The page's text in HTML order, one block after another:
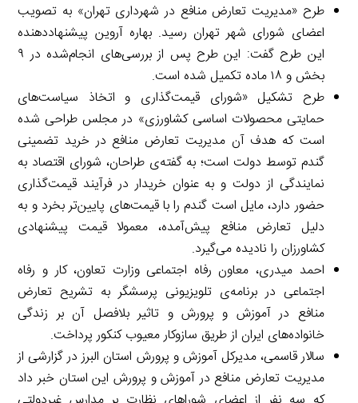
طرح «مدیریت تعارض منافع در شهرداری تهران» به تصویب
اعضای شورای شهر تهران رسید. بهاره آروین پیشنهاددهنده
این طرح گفت: این طرح پس از بررسی‌های انجام‌شده در ۹
بخش و ۱۸ ماده تکمیل شده است.
طرح تشکیل «شورای قیمت‌گذاری و اتخاذ سیاست‌های
حمایتی محصولات اساسی کشاورزی» در مجلس طراحی شده
است که هدف آن مدیریت تعارض منافع در خرید تضمینی
گندم توسط دولت است؛ به گفته‌ی طراحان، شورای اقتصاد به
نمایندگی از دولت و به عنوان خریدار در فرآیند قیمت‌گذاری
حضور دارد، مایل است گندم را با قیمت‌های پایین‌تر بخرد و به
دلیل تعارض منافع پیش‌آمده، معمولا قیمت پیشنهادی
کشاورزان را نادیده می‌گیرد.
احمد میدری، معاون رفاه اجتماعی وزارت تعاون، کار و رفاه
اجتماعی در برنامه‌ی تلویزیونی پرسشگر به تشریح تعارض
منافع در آموزش و پرورش و تاثیر بلافصل آن بر زندگی
خانواده‌های ایران از طریق سازوکار معیوب کنکور پرداخت.
سالار قاسمی، مدیرکل آموزش و پرورش استان البرز در گزارشی از
مدیریت تعارض منافع در آموزش و پرورش این استان خبر داد